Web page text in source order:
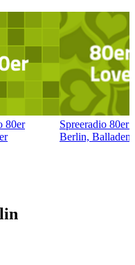
80er
Spreeradio 80er
Berlin, Balladen